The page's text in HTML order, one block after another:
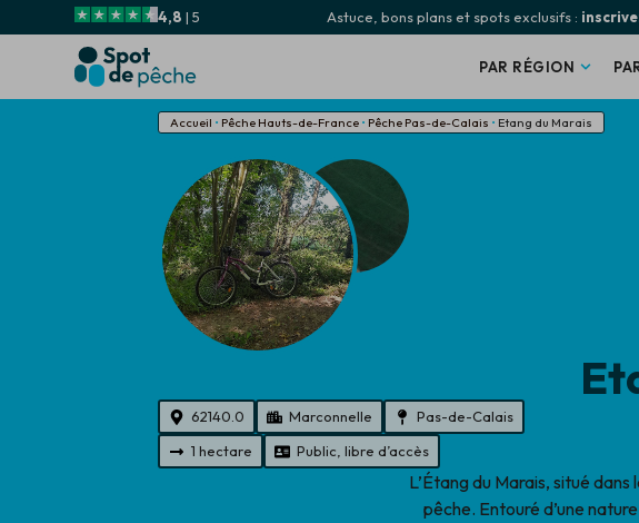
4,8 | 5 Astuce, bons plans et spots exclusifs :
PAR RÉGION
Accueil • Pêche Hauts-de-France • Pêche Pas-de-Calais • Etang du Marais
62140.0 Marconnelle
Pas-de-Calais
1 hectare
Public, libre d’accès
L’Étang du Marais, situé
pêche. Entouré d’une